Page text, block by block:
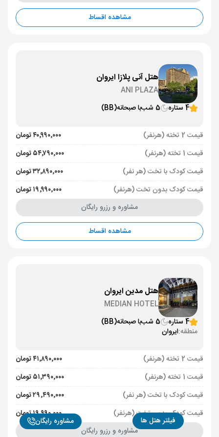
فیلتر هتل ها
مشاهده اقساط
هتل آنی پلازا ایروان
ANI PLAZA
4 ستاره
5 شب با صبحانه(BB)
قیمت 2 تخته (هرنفر)
۴۰٬۹۹۰٬۰۰۰ تومان
قیمت 1 تخته (هرنفر)
۵۴٬۷۹۰٬۰۰۰ تومان
قیمت کودک با تخت (هر نفر)
۳۲٬۸۹۰٬۰۰۰ تومان
قیمت کودک بدون تخت (هرنفر)
۱۹٬۹۹۰٬۰۰۰ تومان
مشاوره و رزرو رایگان
مشاهده اقساط
هتل مدین ایروان
MEDIAN HOTEL
4 ستاره
5 شب با صبحانه(BB)
منطقه:ایروان
قیمت 2 تخته (هرنفر)
۴۱٬۸۹۰٬۰۰۰ تومان
قیمت 1 تخته (هرنفر)
۵۱٬۳۹۰٬۰۰۰ تومان
قیمت کودک با تخت (هر نفر)
۲۹٬۴۹۰٬۰۰۰ تومان
قیمت کودک بدون تخت (هرنفر)
۱۹٬۹۹۰٬۰۰۰ تومان
مشاوره و رزرو رایگان
مشاوره رایگان